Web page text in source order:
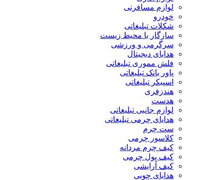
لوازم مسافرتی
خودرو
شکلات تبلیغاتی
سازگار با محیط زیست
سرگرمی و ورزشی
هدایای دیجیتال
فلش مموری تبلیغاتی
پاور بانک تبلیغاتی
اسپیکر تبلیغاتی
هندزفری
هدست
لوازم جانبی تبلیغاتی
هدایای چرمی تبلیغاتی
ست چرم
کلاسور چرمی
کیف چرم مردانه
کیف پول چرمی
کیف آرایشی
هدایای چوبی